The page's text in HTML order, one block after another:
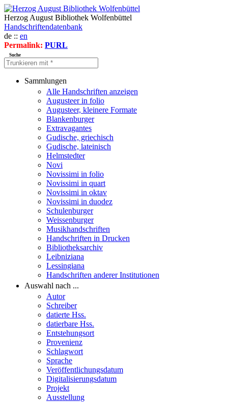
Herzog August Bibliothek Wolfenbüttel
Handschriftendatenbank
de :: en
Permalink: PURL
Suche
Sammlungen
Alle Handschriften anzeigen
Augusteer in folio
Augusteer, kleinere Formate
Blankenburger
Extravagantes
Gudische, griechisch
Gudische, lateinisch
Helmstedter
Novi
Novissimi in folio
Novissimi in quart
Novissimi in oktav
Novissimi in duodez
Schulenburger
Weissenburger
Musikhandschriften
Handschriften in Drucken
Bibliotheksarchiv
Leibniziana
Lessingiana
Handschriften anderer Institutionen
Auswahl nach ...
Autor
Schreiber
datierte Hss.
datierbare Hss.
Entstehungsort
Provenienz
Schlagwort
Sprache
Veröffentlichungsdatum
Digitalisierungsdatum
Projekt
Ausstellung